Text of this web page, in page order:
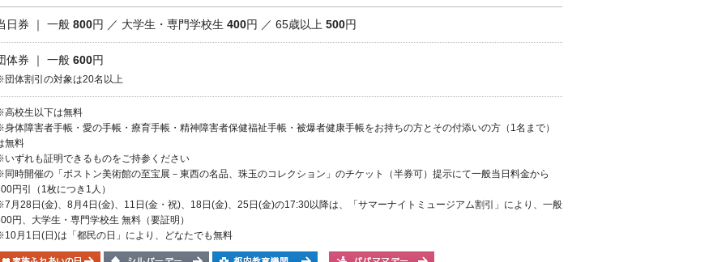
日券 ｜ 一般 800円 ／ 大学生・専門学校生 400円 ／ 65歳以上 500円
体券 ｜ 一般 600円
体割引の対象は20名以上
校生以下は無料
体障害者手帳・愛の手帳・療育手帳・精神障害者保健福祉手帳・被爆者健康手帳をお持ちの方とその付添いの方（1名まで）
無料
ずれも証明できるものをご持参ください
時開催の「ボストン美術館の至宝展－東西の名品、珠玉のコレクション」のチケット（半券可）提示にて一般当日料金から
円引（1枚につき1人）
月28日(金)、8月4日(金)、11日(金・祝)、18日(金)、25日(金)の17:30以降は、「サマーナイトミュージアム割引」により、一般
円、大学生・専門学校生 無料（要証明）
月1日(日)は「都民の日」により、どなたでも無料